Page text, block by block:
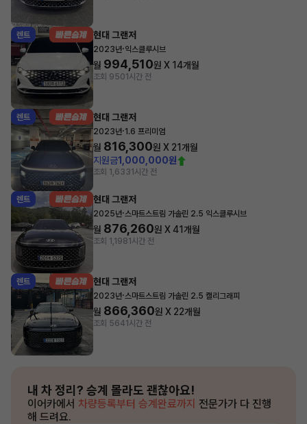
렌트 현대 그랜저
2023년·익스클루시브
월 994,510원 X 14개월
조회 9501시간 전
렌트 현대 그랜저
2023년·1.6 프리미엄
월 816,300원 X 21개월
지원금1,000,000원
조회 1,6331시간 전
렌트 현대 그랜저
2025년·스마트스트림 가솔린 2.5 익스클루시브
월 876,260원 X41개월
조회 1,1981시간 전
렌트 현대 그랜저
2023년·스마트스트림 가솔린 2.5 캘리그래피
월 866,360원 X 22개월
조회 5641시간 전
내 차 정리? 승계 몰라도 괜찮아요!
이어카에서 차량등록부터 승계완료까지 전문가가 다 진행
해 드려요.